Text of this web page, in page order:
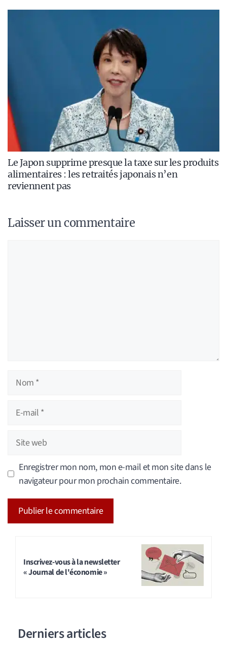
Le Japon supprime presque la taxe sur les produits
alimentaires : les retraités japonais n’en
reviennent pas
Laisser un commentaire
Nom
Site
web
Enregistrer mon nom, mon e-mail et mon site dans le
navigateur pour mon prochain commentaire.
Inscrivez-vous à la newsletter
« Journal de l'économie »
Derniers articles